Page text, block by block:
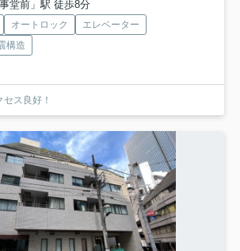
堂前」駅 徒歩8分
オートロック
エレベーター
構造
ス良好！